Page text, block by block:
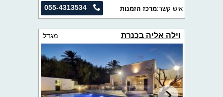
055-4313534 איש קשר:מרכז הזמנות
וילה אליה בכנרת מגדל